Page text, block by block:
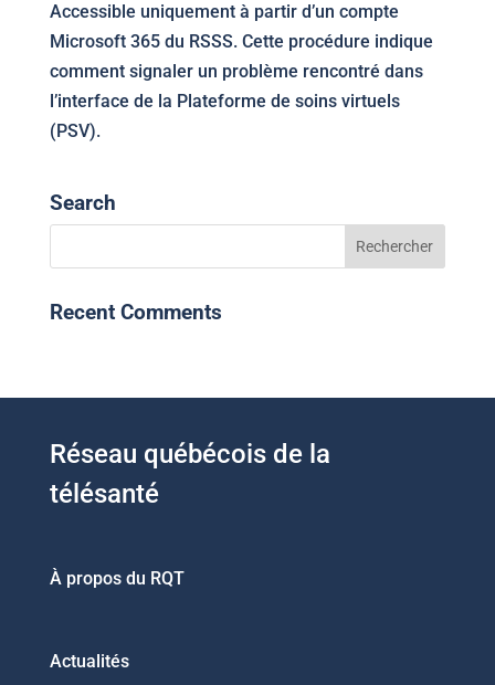
Accessible uniquement à partir d’un compte
Microsoft 365 du RSSS. Cette procédure indique
comment signaler un problème rencontré dans
l’interface de la Plateforme de soins virtuels
(PSV).
Search
Recent Comments
Réseau québécois de la
télésanté
À propos du RQT
Actualités